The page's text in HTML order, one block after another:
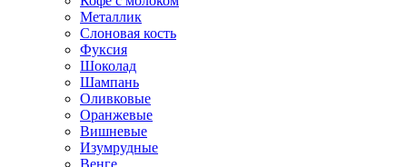
Металлик
Слоновая кость
Фуксия
Шоколад
Шампань
Оливковые
Оранжевые
Вишневые
Изумрудные
Венге